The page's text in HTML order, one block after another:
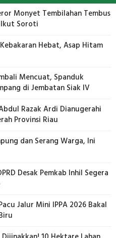
Monyet Tembilahan Tembus
Ikut Soroti
Hebat, Asap Hitam
Mencuat, Spanduk
di Jembatan Siak IV
Razak Ardi Dianugerahi
Provinsi Riau
dan Serang Warga, Ini
Desak Pemkab Inhil Segera
Jalur Mini IPPA 2026 Bakal